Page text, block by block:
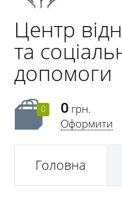
Центр
та
допомоги
0 0 грн.
Оформити
Головна